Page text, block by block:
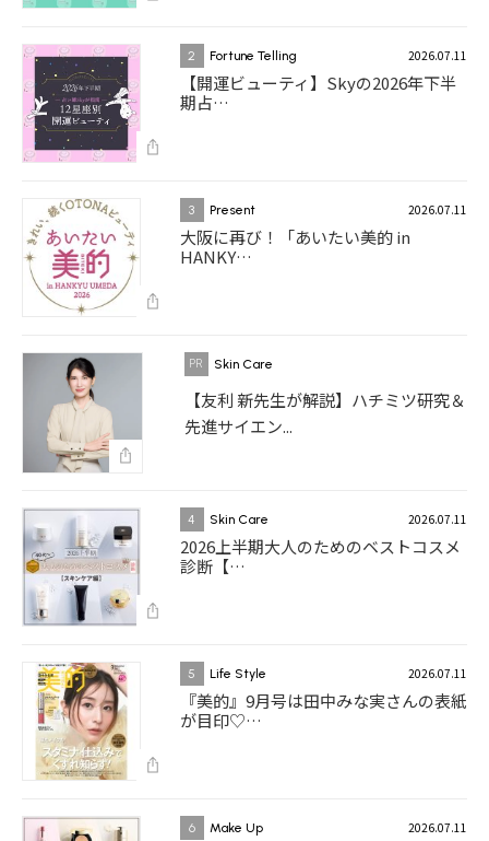
2 Fortune Telling 2026.07.11
【開運ビューティ】Skyの2026年下半
期占…
3 Present 2026.07.11
大阪に再び！「あいたい美的 in
HANKY…
Skin Care
【友利 新先生が解説】ハチミツ研究＆
先進サイエン...
4 Skin Care 2026.07.11
2026上半期大人のためのベストコスメ
診断【…
5 Life Style 2026.07.11
『美的』9月号は田中みな実さんの表紙
が目印♡…
6 Make Up 2026.07.11